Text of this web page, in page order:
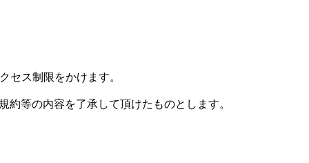
セス制限をかけます。
等の内容を了承して頂けたものとします。